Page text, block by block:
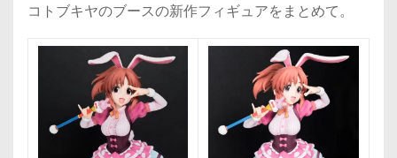
コトブキヤのブースの新作フィギュアをまとめて。